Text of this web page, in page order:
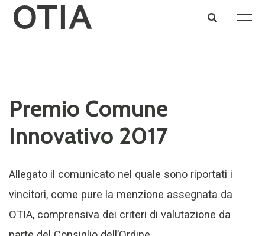
Premio Comune
Innovativo 2017
Allegato il comunicato nel quale sono riportati i
vincitori, come pure la menzione assegnata da
OTIA, comprensiva dei criteri di valutazione da